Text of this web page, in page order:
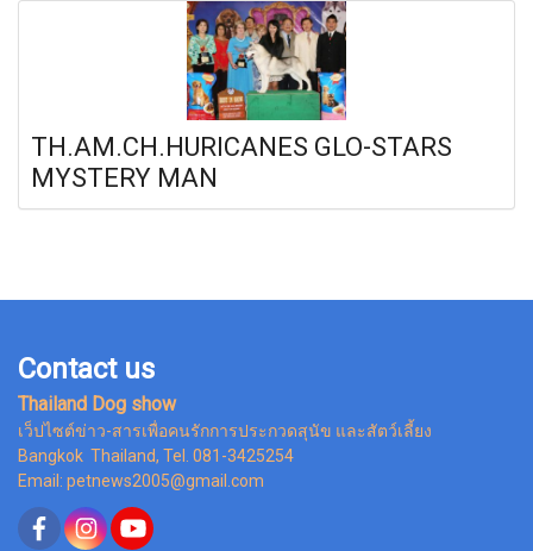
TH.AM.CH.HURICANES GLO-STARS
MYSTERY MAN
Contact us
Thailand Dog show
เว็ปไซต์ข่าว-สารเพื่อคนรักการประกวดสุนัข และสัตว์เลี้ยง
Bangkok Thailand, Tel. 081-3425254
Email: petnews2005@gmail.com